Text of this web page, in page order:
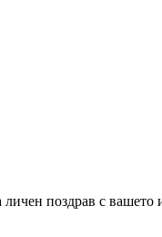
поздрав с вашето